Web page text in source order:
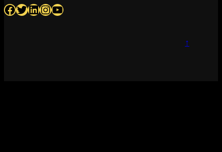
Facebook Twitter LinkedIn InstagramYouTube
↑